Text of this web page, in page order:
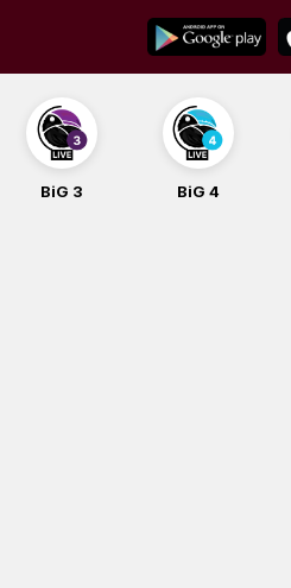
content
BiG 3 BiG 4